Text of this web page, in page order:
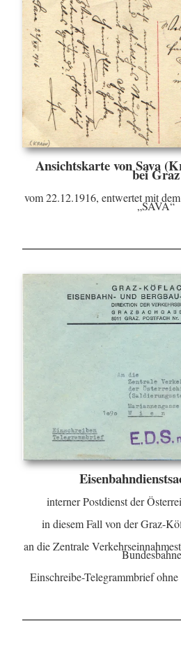
Ansichtskarte von Sava
bei Graz
vom 22.12.1916, entwertet mit
„SAVA“
interner Postdienst der
in diesem Fall von der Graz-
an die Zentrale
Einschreibe-Telegrammbrief